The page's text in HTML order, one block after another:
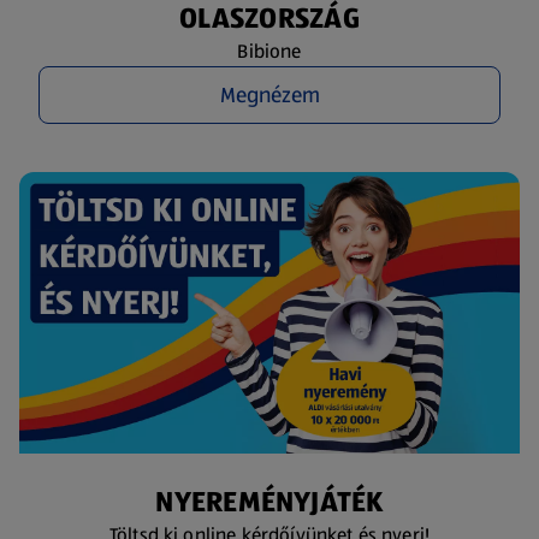
OLASZORSZÁG
Bibione
Megnézem
NYEREMÉNYJÁTÉK